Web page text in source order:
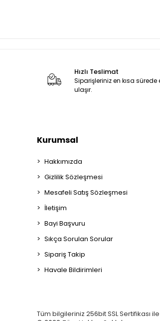
Hızlı Teslimat
Siparişleriniz en kısa sürede
ulaşır.
Kurumsal
Hakkımızda
Gizlilik Sözleşmesi
Mesafeli Satış Sözleşmesi
İletişim
Bayi Başvuru
Sıkça Sorulan Sorular
Sipariş Takip
Havale Bildirimleri
Tüm bilgileriniz 256bit SSL Sertifikası